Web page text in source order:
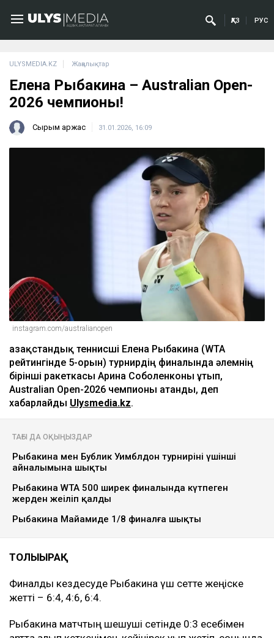
ҚАЗ РУС
ULYSMEDIA.KZ Жаңалықтар
Елена Рыбакина – Australian Open-
2026 чемпионы!
Сырым Қаржас 31.01.2026, 16:09
instagram.com/australianopen
Қазақстандық теннисші Елена Рыбакина (WTA
рейтингінде 5-орын) турнирдің финалында әлемнің
бірінші ракеткасы Арина Соболенконы ұтып,
Australian Open-2026 чемпионы атанды, деп
хабарлайды Ulysmedia.kz.
ТАҒЫ ДА ОҚЫҢЫЗДАР
Рыбакина мен Бублик Уимблдон турнирінің үшінші
айналымына шықты
Рыбакина WTA 500 ширек финалында күтпеген
жерден жеңіліп қалды
Рыбакина Майамиде 1/8 финалға шықты
ТОЛЫҒЫРАҚ
Финалдық кездесуде Рыбакина үш сетте жеңіске
жетті – 6:4, 4:6, 6:4.
Рыбакина матчтың шешуші сетінде 0:3 есебімен